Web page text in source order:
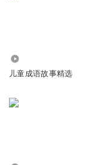
儿童成语故事精选